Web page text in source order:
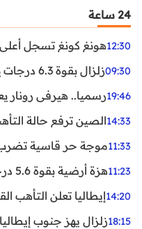
24 ساعة
12:30هونغ كونغ تسجل أعلى
09:30زلزال بقوة 6.3 درجات يضرب جنوب الفلبين.. ولا تحذير من تسونامي حتى الآن
19:46رسميا.. هيرفي رونار
14:33الصين ترفع حالة
11:33موجة حر قاسية تضرب
11:23هزة أرضية بقوة 5.6 درجات تضرب مصر
14:20إيطاليا تعلن التأهب القصوى في 23 مدينة
18:15زلزال يهز جنوب